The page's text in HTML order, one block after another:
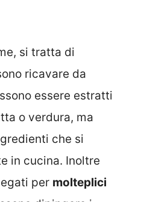
si tratta di
ricavare da
essere estratti
o verdura, ma
che si
in cucina. Inoltre
per molteplici